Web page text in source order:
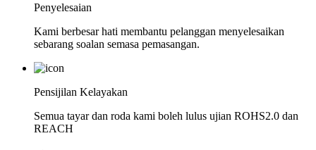
Penyelesaian
Kami berbesar hati membantu pelanggan menyelesaikan
sebarang soalan semasa pemasangan.
Pensijilan Kelayakan
Semua tayar dan roda kami boleh lulus ujian ROHS2.0 dan
REACH